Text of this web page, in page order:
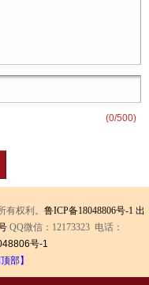
(0/500)
权利。 鲁ICP备18048806号-1 出
QQ微信：12173323 电话：
号-1
部】